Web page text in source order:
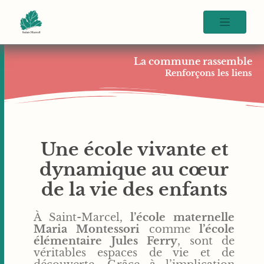
La commune rassemble
Renforçons les liens
Une école vivante et
dynamique au cœur
de la vie des enfants
À Saint-Marcel, l’école maternelle
Maria Montessori commel’école
élémentaire Jules Ferry, sont de
véritables espaces de vie et de